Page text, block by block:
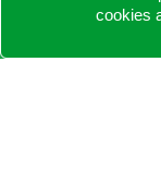
© 2026 -
cookies